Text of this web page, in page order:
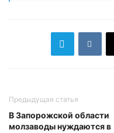
Предыдущая статья
В Запорожской области
молзаводы нуждаются в